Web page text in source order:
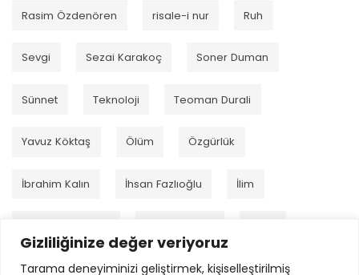
Gizliliğinize değer veriyoruz
Tarama deneyiminizi geliştirmek, kişiselleştirilmiş
Rasim Özdenören risale-i nur Ruh
Sevgi Sezai Karakoç Soner Duman
Sünnet Teknoloji Teoman Durali
Yavuz Köktaş Ölüm Özgürlük
İbrahim Kalın İhsan Fazlıoğlu İlim
İnsan İsmail Çetin İsmet Özel